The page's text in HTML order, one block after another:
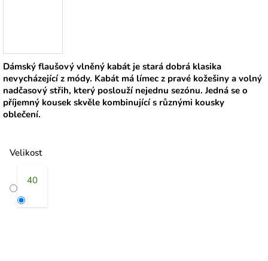
Dámský flaušový vlněný kabát je stará dobrá klasika
nevycházející z módy. Kabát má límec z pravé kožešiny a volný
nadčasový střih, který poslouží nejednu sezónu. Jedná se o
příjemný kousek skvěle kombinující s různými kousky
oblečení.
Velikost
40